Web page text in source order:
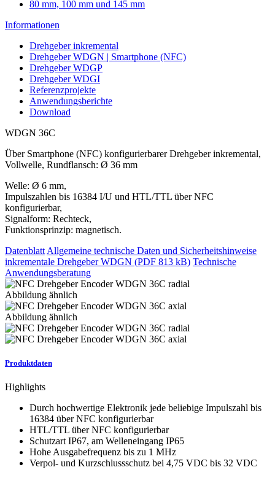
80 mm, 100 mm und 145 mm
Informationen
Drehgeber inkremental
Drehgeber WDGN | Smartphone (NFC)
Drehgeber WDGP
Drehgeber WDGI
Referenzprojekte
Anwendungsberichte
Download
WDGN 36C
Über Smartphone (NFC) konfigurierbarer Drehgeber inkremental,
Vollwelle, Rundflansch: Ø 36 mm
Welle: Ø 6 mm,
Impulszahlen bis 16384 I/U und HTL/TTL über NFC
konfigurierbar,
Signalform: Rechteck,
Funktionsprinzip: magnetisch.
Datenblatt Allgemeine technische Daten und Sicherheitshinweise
inkrementale Drehgeber WDGN (PDF 813 kB) Technische
Anwendungsberatung
Abbildung ähnlich
Abbildung ähnlich
Produktdaten
Highlights
Durch hochwertige Elektronik jede beliebige Impulszahl bis
16384 über NFC konfigurierbar
HTL/TTL über NFC konfigurierbar
Schutzart IP67, am Welleneingang IP65
Hohe Ausgabefrequenz bis zu 1 MHz
Verpol- und Kurzschlussschutz bei 4,75 VDC bis 32 VDC